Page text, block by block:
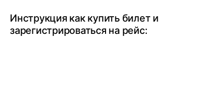
Инструкция как купить билет и
зарегистрироваться на рейс: